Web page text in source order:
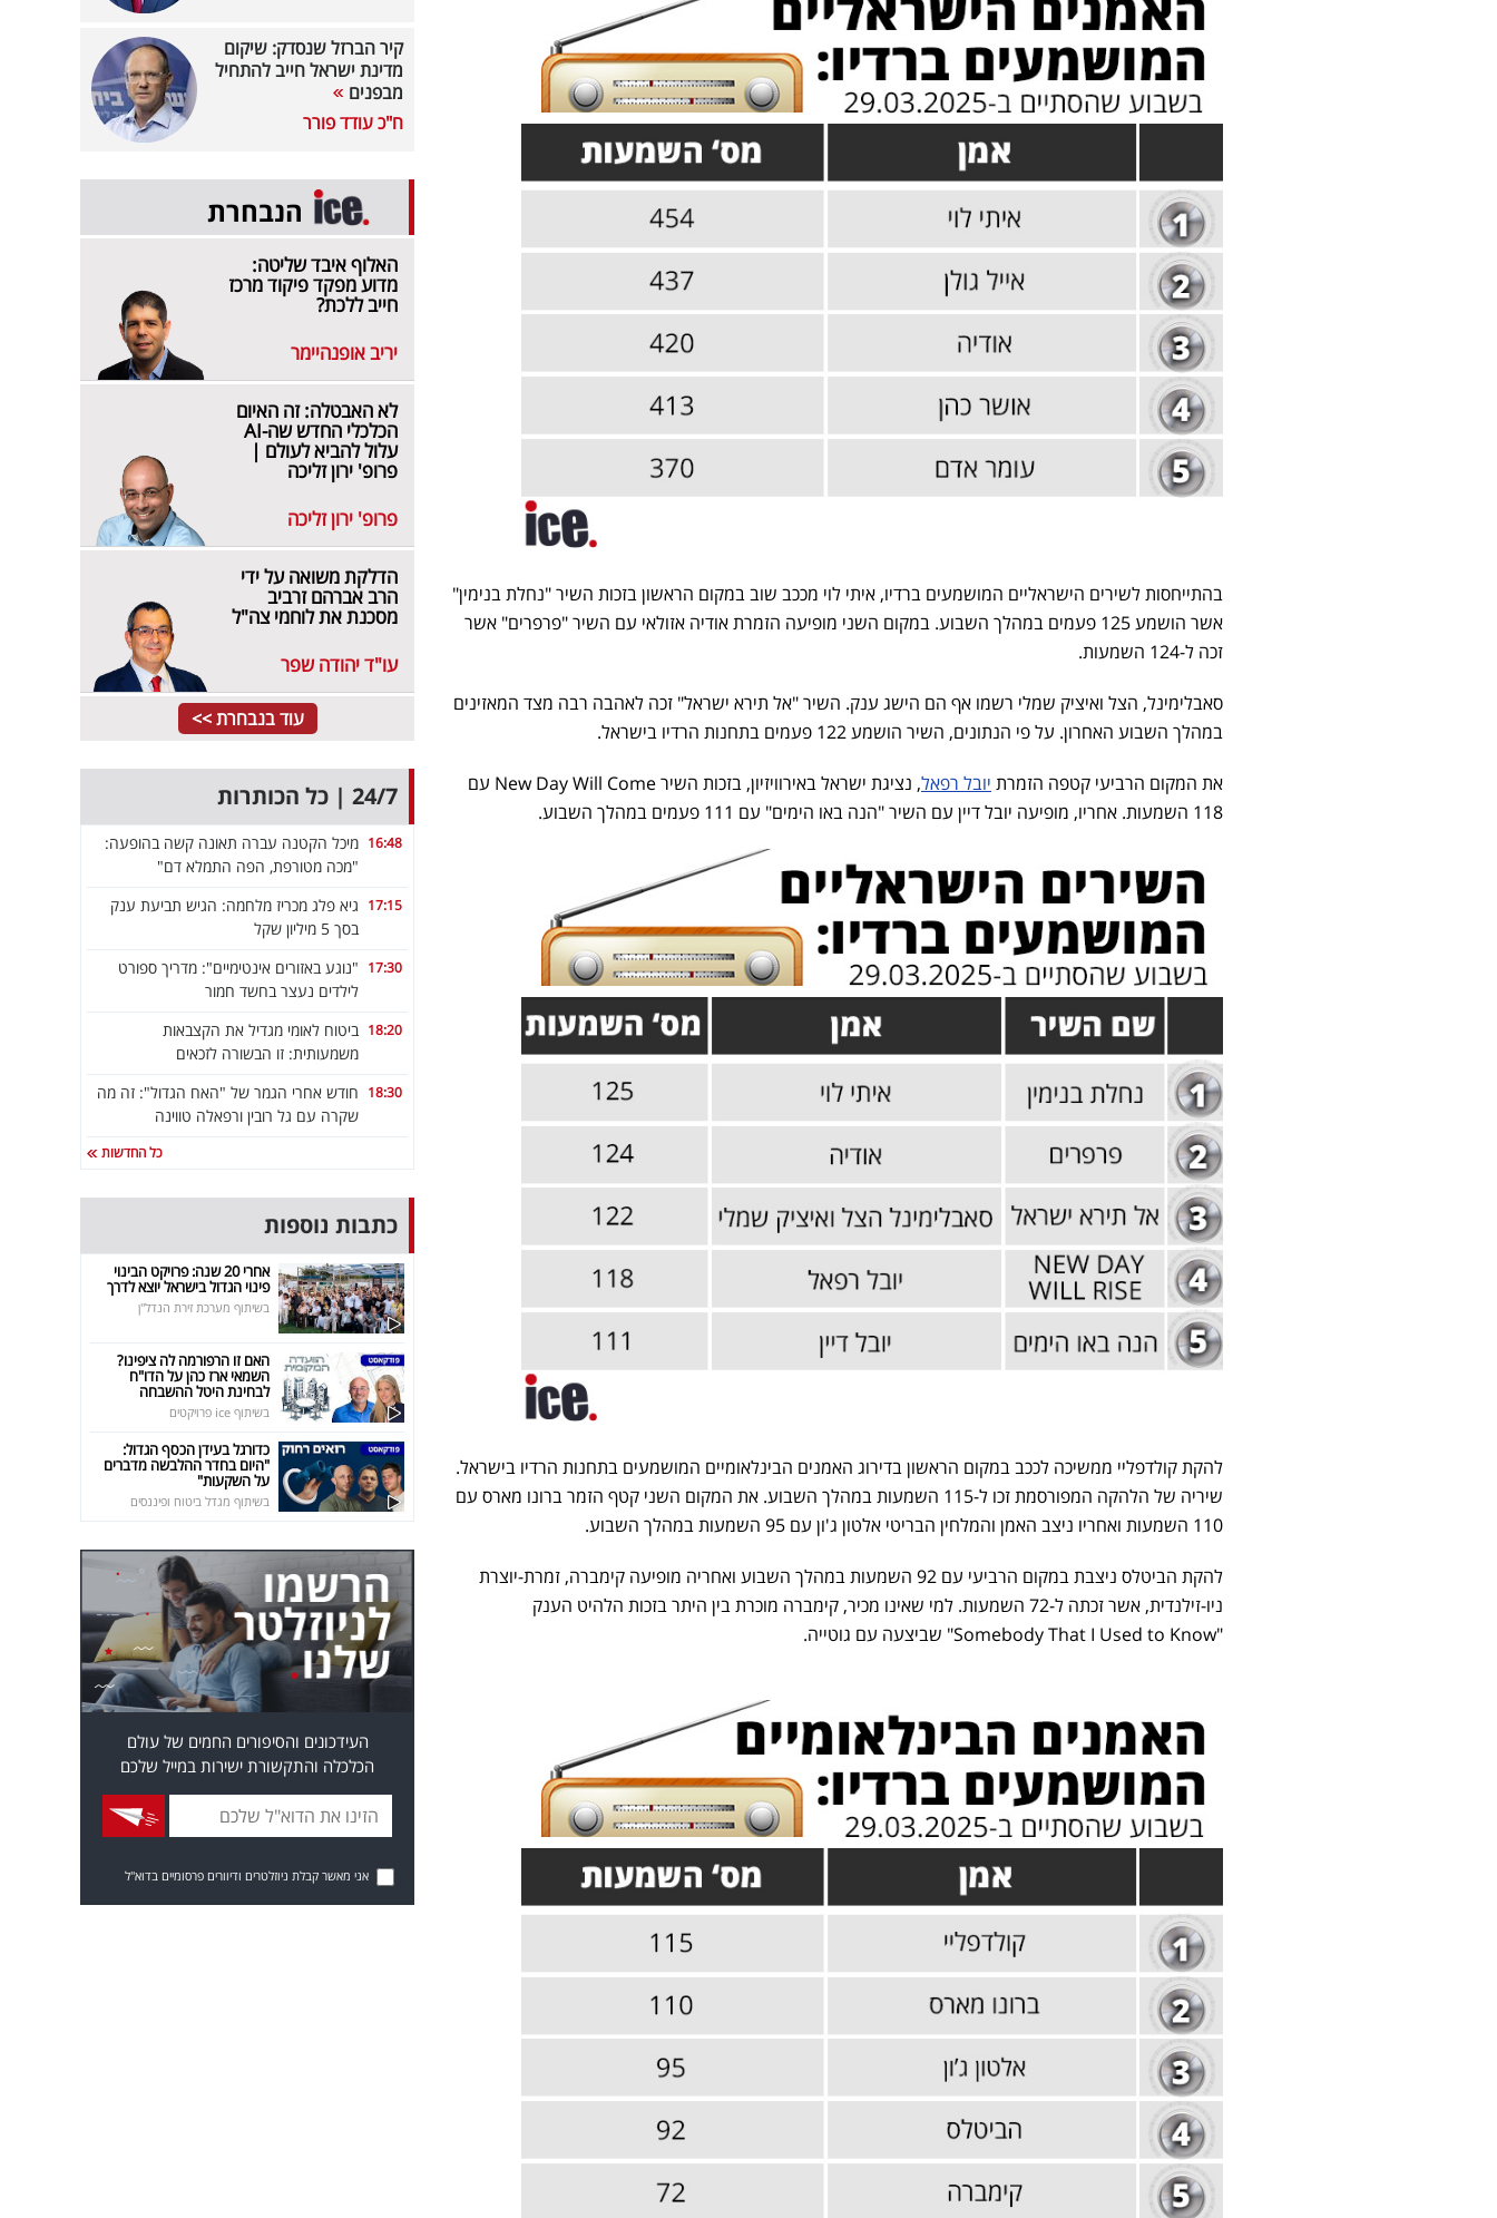
בהתייחסות לשירים הישראליים המושמעים ברדיו, איתי לוי מככב שוב במקום הראשון בזכות השיר "נחלת בנימין"
אשר הושמע 125 פעמים במהלך השבוע. במקום השני מופיעה הזמרת אודיה אזולאי עם השיר "פרפרים" אשר
זכה ל-124 השמעות.
סאבלימינל, הצל ואיציק שמלי רשמו אף הם הישג ענק. השיר "אל תירא ישראל" זכה לאהבה רבה מצד המאזינים
במהלך השבוע האחרון. על פי הנתונים, השיר הושמע 122 פעמים בתחנות הרדיו בישראל.
את המקום הרביעי קטפה הזמרת יובל רפאל
, נציגת ישראל באירוויזיון, בזכות השיר New Day Will Come עם
118 השמעות. אחריו, מופיעה יובל דיין עם השיר "הנה באו הימים" עם 111 פעמים במהלך השבוע.
להקת קולדפליי ממשיכה לככב במקום הראשון בדירוג האמנים הבינלאומיים המושמעים בתחנות הרדיו בישראל.
שיריה של הלהקה המפורסמת זכו ל-115 השמעות במהלך השבוע. את המקום השני קטף הזמר ברונו מארס עם
110 השמעות ואחריו ניצב האמן והמלחין הבריטי אלטון ג'ון עם 95 השמעות במהלך השבוע.
להקת הביטלס ניצבת במקום הרביעי עם 92 השמעות במהלך השבוע ואחריה מופיעה קימברה, זמרת-יוצרת
ניו-זילנדית, אשר זכתה ל-72 השמעות. למי שאינו מכיר, קימברה מוכרת בין היתר בזכות הלהיט הענק
"Somebody That I Used to Know" שביצעה עם גוטייה.
קיר הברזל שנסדק: שיקום
מדינת ישראל חייב להתחיל
מבפנים
ח"כ עודד פורר
הנבחרת
האלוף איבד שליטה:
מדוע מפקד פיקוד מרכז
חייב ללכת?
יריב אופנהיימר
לא האבטלה: זה האיום
הכלכלי החדש שה-AI
עלול להביא לעולם |
פרופ' ירון זליכה
פרופ' ירון זליכה
הדלקת משואה על ידי
הרב אברהם זרביב
מסכנת את לוחמי צה"ל
עו"ד יהודה שפר
עוד בנבחרת >>
24/7 | כל הכותרות
16:48 מיכל הקטנה עברה תאונה קשה בהופעה:
"מכה מטורפת, הפה התמלא דם"
17:15 גיא פלג מכריז מלחמה: הגיש תביעת ענק
בסך 5 מיליון שקל
17:30 "נוגע באזורים אינטימיים": מדריך ספורט
לילדים נעצר בחשד חמור
18:20 ביטוח לאומי מגדיל את הקצבאות
משמעותית: זו הבשורה לזכאים
18:30 חודש אחרי הגמר של "האח הגדול": זה מה
שקרה עם גל רובין ורפאלה טווינה
כל החדשות
כתבות נוספות
אחרי 20 שנה: פרויקט הבינוי
פינוי הגדול בישראל יוצא לדרך
בשיתוף מערכת זירת הנדל"ן
האם זו הרפורמה לה ציפינו?
השמאי ארז כהן על הדו"ח
לבחינת היטל ההשבחה
בשיתוף ice פרויקטים
כדורגל בעידן הכסף הגדול:
"היום בחדר ההלבשה מדברים
על השקעות"
בשיתוף מגדל ביטוח ופיננסים
העידכונים והסיפורים החמים של עולם
הכלכלה והתקשורת ישירות במייל שלכם
אני מאשר קבלת ניוזלטרים ודיוורים פרסומיים בדוא"ל